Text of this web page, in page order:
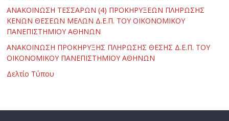
ΑΝΑΚΟΙΝΩΣΗ ΤΕΣΣΑΡΩΝ (4) ΠΡΟΚΗΡΥΞΕΩΝ ΠΛΗΡΩΣΗΣ
ΚΕΝΩΝ ΘΕΣΕΩΝ ΜΕΛΩΝ Δ.Ε.Π. ΤΟΥ ΟΙΚΟΝΟΜΙΚΟΥ
ΠΑΝΕΠΙΣΤΗΜΙΟΥ ΑΘΗΝΩΝ
ΑΝΑΚΟΙΝΩΣΗ ΠΡΟΚΗΡΥΞΗΣ ΠΛΗΡΩΣΗΣ ΘΕΣΗΣ Δ.Ε.Π. ΤΟΥ
ΟΙΚΟΝΟΜΙΚΟΥ ΠΑΝΕΠΙΣΤΗΜΙΟΥ ΑΘΗΝΩΝ
Δελτίο Τύπου